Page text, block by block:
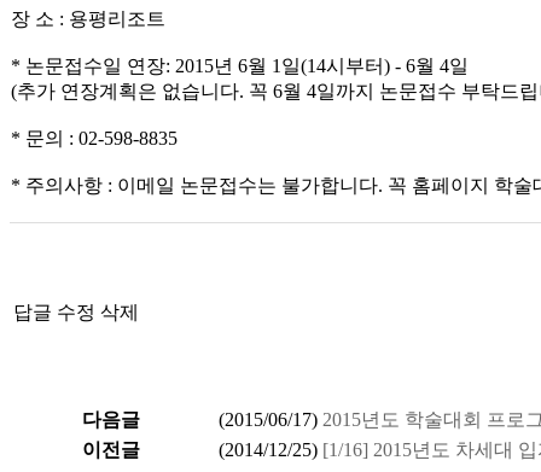
장 소 : 용평리조트
* 논문접수일 연장: 2015년 6월 1일(14시부터) - 6월 4일
(추가 연장계획은 없습니다. 꼭 6월 4일까지 논문접수 부탁드
* 문의 : 02-598-8835
* 주의사항 : 이메일 논문접수는 불가합니다. 꼭 홈페이지 학
답글 수정 삭제
다음글 (2015/06/17) 2015년도 학술대회 프로
이전글
(2014/12/25) [1/16] 2015년도 차세대